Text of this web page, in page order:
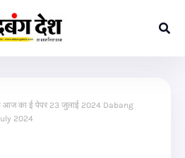
आज का ई पेपर 23 जुलाई 2024 Dabang
2024